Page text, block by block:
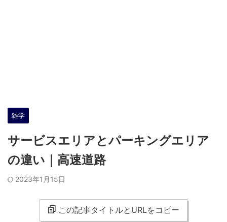
雑学
サービスエリアとパーキングエリア
の違い｜高速道路
2023年1月15日
この記事タイトルとURLをコピー